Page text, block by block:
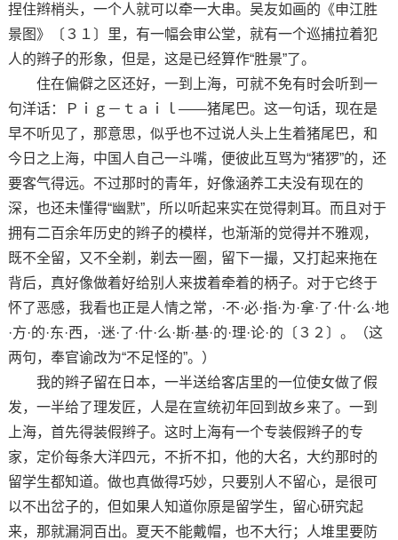
捏住辫梢头，一个人就可以牵一大串。吴友如画的《申江胜
景图》〔３１〕里，有一幅会审公堂，就有一个巡捕拉着犯
人的辫子的形象，但是，这是已经算作“胜景”了。
住在偏僻之区还好，一到上海，可就不免有时会听到一
句洋话：Ｐｉｇ－ｔａｉｌ——猪尾巴。这一句话，现在是
早不听见了，那意思，似乎也不过说人头上生着猪尾巴，和
今日之上海，中国人自己一斗嘴，便彼此互骂为“猪猡”的，还
要客气得远。不过那时的青年，好像涵养工夫没有现在的
深，也还未懂得“幽默”，所以听起来实在觉得刺耳。而且对于
拥有二百余年历史的辫子的模样，也渐渐的觉得并不雅观，
既不全留，又不全剃，剃去一圈，留下一撮，又打起来拖在
背后，真好像做着好给别人来拔着牵着的柄子。对于它终于
怀了恶感，我看也正是人情之常，·不·必·指·为·拿·了·什·么·地
·方·的·东·西，·迷·了·什·么·斯·基·的·理·论·的〔３２〕。（这
两句，奉官谕改为“不足怪的”。）
我的辫子留在日本，一半送给客店里的一位使女做了假
发，一半给了理发匠，人是在宣统初年回到故乡来了。一到
上海，首先得装假辫子。这时上海有一个专装假辫子的专
家，定价每条大洋四元，不折不扣，他的大名，大约那时的
留学生都知道。做也真做得巧妙，只要别人不留心，是很可
以不出岔子的，但如果人知道你原是留学生，留心研究起
来，那就漏洞百出。夏天不能戴帽，也不大行；人堆里要防